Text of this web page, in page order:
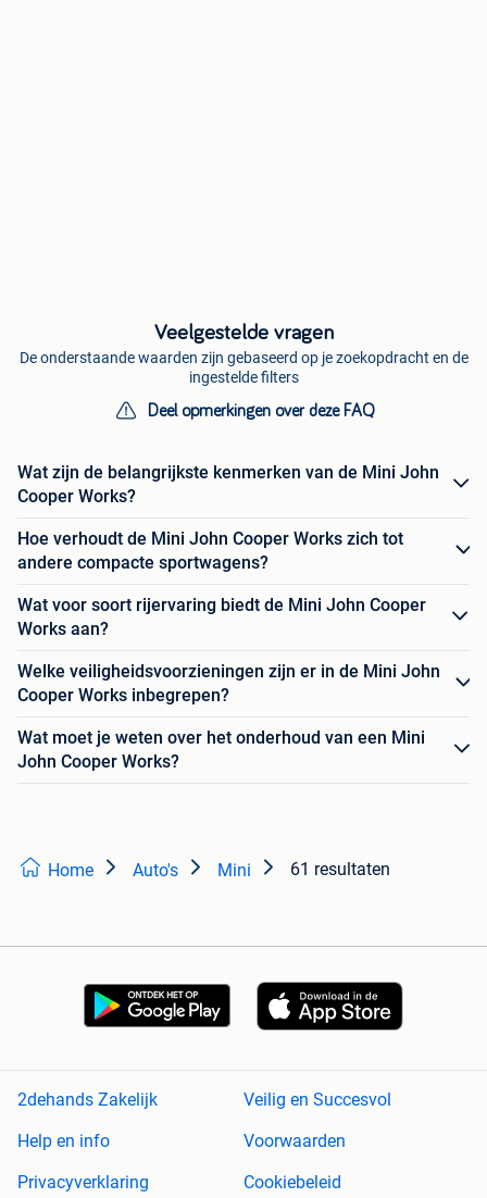
Veelgestelde vragen
De onderstaande waarden zijn gebaseerd op je zoekopdracht en de
ingestelde filters
Deel opmerkingen over deze FAQ
Wat zijn de belangrijkste kenmerken van de Mini John
Cooper Works?
Hoe verhoudt de Mini John Cooper Works zich tot
andere compacte sportwagens?
Wat voor soort rijervaring biedt de Mini John Cooper
Works aan?
Welke veiligheidsvoorzieningen zijn er in de Mini John
Cooper Works inbegrepen?
Wat moet je weten over het onderhoud van een Mini
John Cooper Works?
Home Auto's Mini 61 resultaten
2dehands Zakelijk
Veilig en Succesvol
Help en info
Voorwaarden
Privacyverklaring
Cookiebeleid